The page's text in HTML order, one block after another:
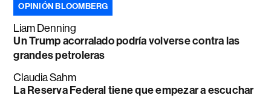
OPINIÓN BLOOMBERG
Liam Denning
Un Trump acorralado podría volverse contra las
grandes petroleras
Claudia Sahm
La Reserva Federal tiene que empezar a escuchar